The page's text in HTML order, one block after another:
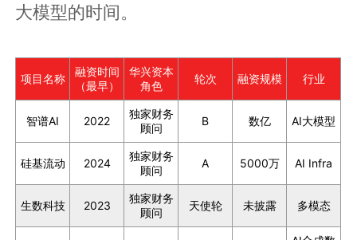
大模型的时间。
项目名称
融资时间
（最早）
华兴资本
角色
轮次 融资规模 行业
智谱AI 2022
独家财务
顾问
B 数亿 AI大模型
硅基流动 2024
独家财务
顾问
A 5000万 AI Infra
生数科技 2023
独家财务
顾问
天使轮 未披露 多模态